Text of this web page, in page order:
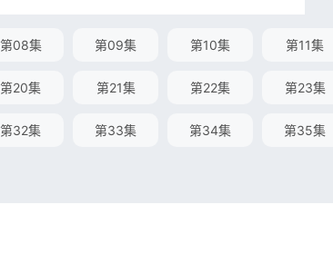
第08集 第09集 第10集 第11集
第20集 第21集 第22集 第23集
第32集 第33集 第34集 第35集